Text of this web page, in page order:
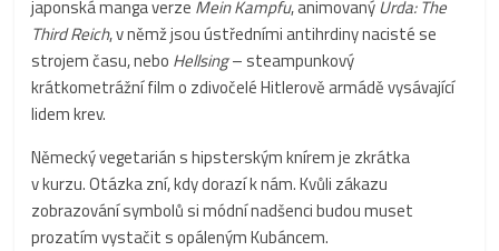
japonská manga verze Mein Kampfu, animovaný Urda: The
Third Reich, v němž jsou ústředními antihrdiny nacisté se
strojem času, nebo Hellsing– steampunkový
krátkometrážní film o zdivočelé Hitlerově armádě vysávající
lidem krev.
Německý vegetarián s hipsterským knírem je zkrátka
v kurzu. Otázka zní, kdy dorazí k nám. Kvůli zákazu
zobrazování symbolů si módní nadšenci budou muset
prozatím vystačit s opáleným Kubáncem.